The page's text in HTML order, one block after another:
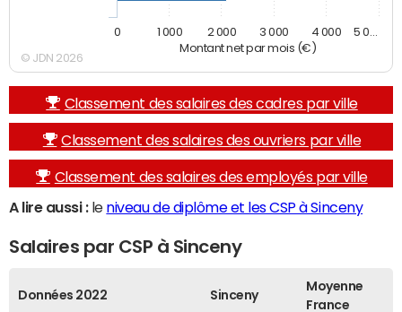
Montant net par mois (€)
0 1 000 2 000 3 000 4 000 5 0…
© JDN 2026
Classement des salaires des cadres par ville
Classement des salaires des ouvriers par ville
Classement des salaires des employés par ville
A lire aussi :le niveau de diplôme et les CSP à Sinceny
Salaires par CSP à Sinceny
Données 2022 Sinceny
Moyenne
France